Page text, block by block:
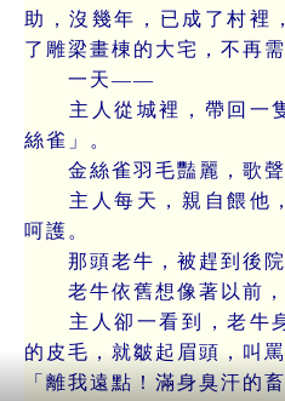
助，沒幾年，已成了村
了雕梁畫棟的大宅，不再需
一天——
主人從城裡，帶回一隻
絲雀」。
金絲雀羽毛豔麗，歌聲
主人每天，親自餵他，
呵護。
那頭老牛，被趕到後院
老牛依舊想像著以前，
主人卻一看到，老牛身
的皮毛，就皺起眉頭，叫
「離我遠點！滿身臭汗